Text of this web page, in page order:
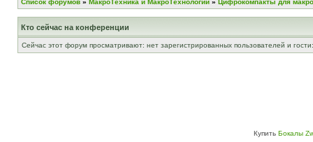
Список форумов » МакроТехника и МакроТехнологии » Цифрокомпакты для
Кто сейчас на конференции
Сейчас этот форум просматривают: нет зарегистрированных пользователей и
Купить Бокалы